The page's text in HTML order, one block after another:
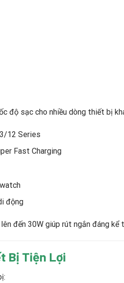
độ sạc cho nhiều dòng thiết bị
12 Series
Fast Charging
động
đến 30W giúp rút ngắn đáng
Bị Tiện Lợi